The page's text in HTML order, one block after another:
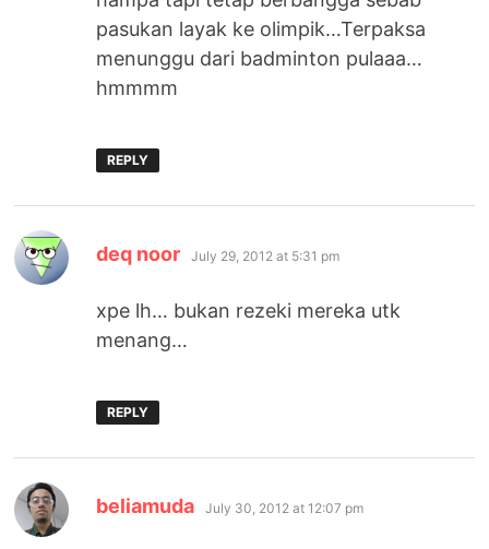
pasukan layak ke olimpik…Terpaksa
menunggu dari badminton pulaaa…
hmmmm
REPLY
deq noor says:
July 29, 2012 at 5:31 pm
xpe lh… bukan rezeki mereka utk
menang…
REPLY
beliamuda says:
July 30, 2012 at 12:07 pm